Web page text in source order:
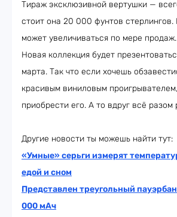
Тираж эксклюзивной вертушки —
стоит она 20 000 фунтов стерлингов.
может увеличиваться по мере продаж.
Новая коллекция будет
марта. Так что если хочешь
красивым виниловым
приобрести его. А то вдруг всё разом
Другие новости ты можешь найти тут:
«Умные» серьги измерят
едой и сном
Представлен треугольный
000 мАч